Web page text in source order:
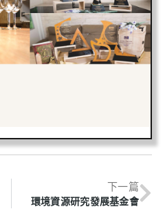
下一篇
環境資源研究發展基金會